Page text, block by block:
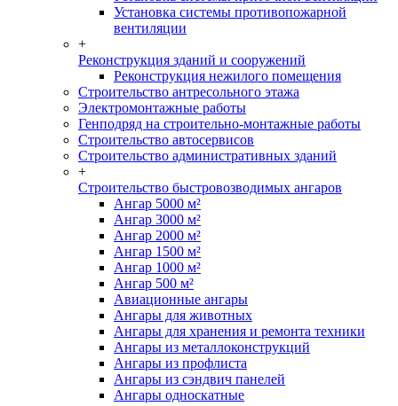
Установка системы противопожарной
вентиляции
+
Реконструкция зданий и сооружений
Реконструкция нежилого помещения
Строительство антресольного этажа
Электромонтажные работы
Генподряд на строительно-монтажные работы
Строительство автосервисов
Строительство административных зданий
+
Строительство быстровозводимых ангаров
Ангар 5000 м²
Ангар 3000 м²
Ангар 2000 м²
Ангар 1500 м²
Ангар 1000 м²
Ангар 500 м²
Авиационные ангары
Ангары для животных
Ангары для хранения и ремонта техники
Ангары из металлоконструкций
Ангары из профлиста
Ангары из сэндвич панелей
Ангары односкатные